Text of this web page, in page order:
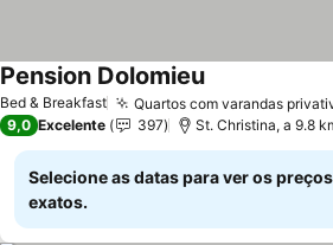
Bed & Breakfast Quartos com varandas
Pension DolomieuVer preços
9,0 Excelente 397 St. Christina, a 9.8
Selecione as datas para ver os preços
exatos.